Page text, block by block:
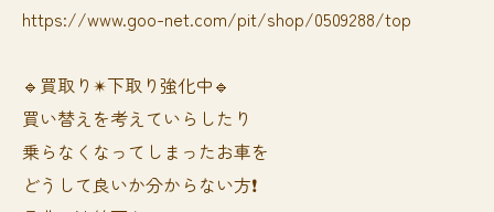
https://www.goo-net.com/pit/shop/0509288/top
🔹買取り✴︎下取り強化中🔹
買い替えを考えていらしたり
乗らなくなってしまったお車を
どうして良いか分からない方❗️